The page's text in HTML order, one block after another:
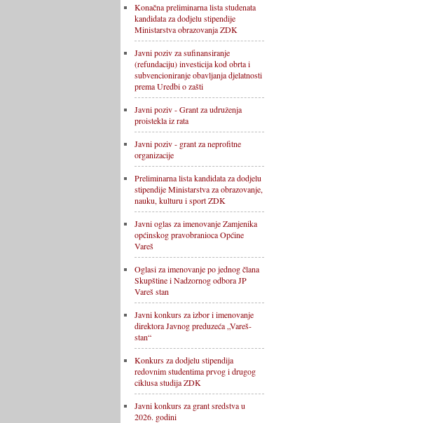
Konačna preliminarna lista studenata
kandidata za dodjelu stipendije
Ministarstva obrazovanja ZDK
Javni poziv za sufinansiranje
(refundaciju) investicija kod obrta i
subvencioniranje obavljanja djelatnosti
prema Uredbi o zašti
Javni poziv - Grant za udruženja
proistekla iz rata
Javni poziv - grant za neprofitne
organizacije
Preliminarna lista kandidata za dodjelu
stipendije Ministarstva za obrazovanje,
nauku, kulturu i sport ZDK
Javni oglas za imenovanje Zamjenika
općinskog pravobranioca Općine
Vareš
Oglasi za imenovanje po jednog člana
Skupštine i Nadzornog odbora JP
Vareš stan
Javni konkurs za izbor i imenovanje
direktora Javnog preduzeća „Vareš-
stan“
Konkurs za dodjelu stipendija
redovnim studentima prvog i drugog
ciklusa studija ZDK
Javni konkurs za grant sredstva u
2026. godini